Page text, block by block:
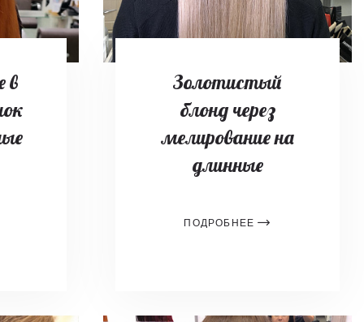
в
Золотистый
блонд через
мелирование на
длинные
ПОДРОБНЕЕ